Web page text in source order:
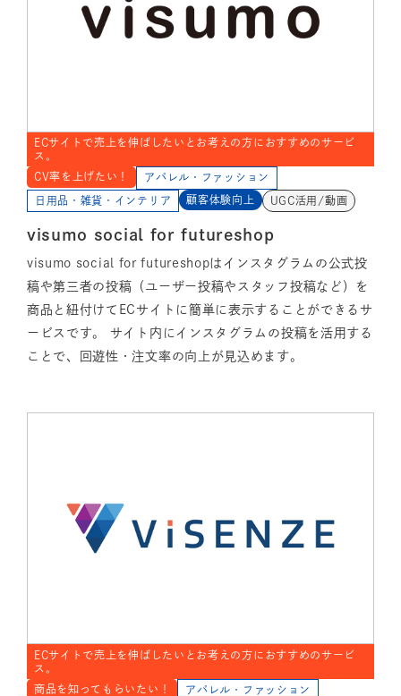
ECサイトで売上を伸ばしたいとお考えの方におすすめのサービ
ス。
CV率を上げたい！
アパレル・ファッション
日用品・雑貨・インテリア 顧客体験向上 UGC活用/動画
visumo social for futureshop
visumo social for futureshopはインスタグラムの公式投
稿や第三者の投稿（ユーザー投稿やスタッフ投稿など）を
商品と紐付けてECサイトに簡単に表示することができるサ
ービスです。 サイト内にインスタグラムの投稿を活用する
ことで、回遊性・注文率の向上が見込めます。
ECサイトで売上を伸ばしたいとお考えの方におすすめのサービ
ス。
商品を知ってもらいたい！
アパレル・ファッション